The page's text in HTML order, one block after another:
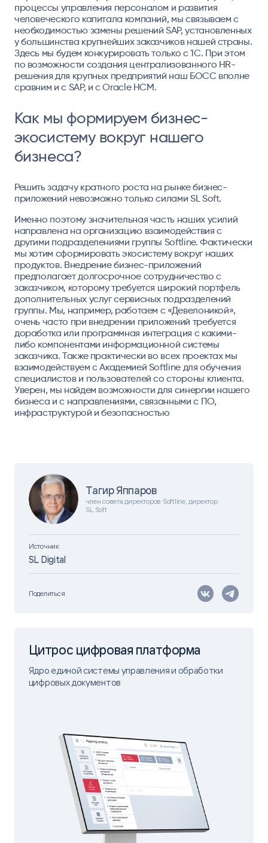
Тагир Яппаров
член совета директоров Softline, директор
SL Soft
Источник
SL Digital
Поделиться
процессы управления персоналом и развития
человеческого капитала компаний, мы связываем с
необходимостью замены решений SAP, установленных
у большинства крупнейших заказчиков нашей страны.
Здесь мы будем конкурировать только с 1С. При этом
по возможности создания централизованного HR-
решения для крупных предприятий наш БОСС вполне
сравним и с SAP, и с Oracle HCM.
Как мы формируем бизнес-
экосистему вокруг нашего
бизнеса?
Решить задачу кратного роста на рынке бизнес-
приложений невозможно только силами SL Soft.
Именно поэтому значительная часть наших усилий
направлена на организацию взаимодействия с
другими подразделениями группы Softline. Фактически
мы хотим сформировать экосистему вокруг наших
продуктов. Внедрение бизнес-приложений
предполагает долгосрочное сотрудничество с
заказчиком, которому требуется широкий портфель
дополнительных услуг сервисных подразделений
группы. Мы, например, работаем с «Девелоникой»,
очень часто при внедрении приложений требуется
доработка или программная интеграция с какими-
либо компонентами информационной системы
заказчика. Также практически во всех проектах мы
взаимодействуем с Академией Softline для обучения
специалистов и пользователей со стороны клиента.
Уверен, мы найдем возможности для синергии нашего
бизнеса и с направлениями, связанными с ПО,
инфраструктурой и безопасностью
Цитрос цифровая платформа
Ядро единой системы управления и обработки
цифровых документов